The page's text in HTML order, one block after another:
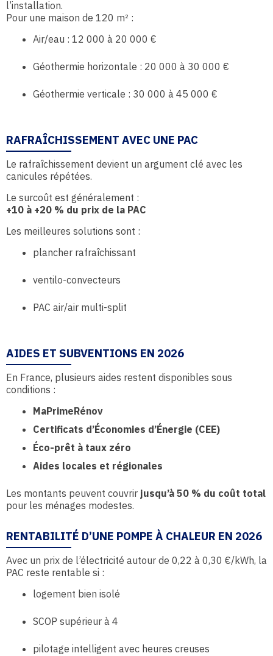
l’installation.
Pour une maison de 120 m² :
Air/eau : 12 000 à 20 000 €
Géothermie horizontale : 20 000 à 30 000 €
Géothermie verticale : 30 000 à 45 000 €
RAFRAÎCHISSEMENT AVEC UNE PAC
Le rafraîchissement devient un argument clé avec les
canicules répétées.
Le surcoût est généralement :
+10 à +20 % du prix de la PAC
Les meilleures solutions sont :
plancher rafraîchissant
ventilo-convecteurs
PAC air/air multi-split
AIDES ET SUBVENTIONS EN 2026
En France, plusieurs aides restent disponibles sous
conditions :
MaPrimeRénov
Certificats d’Économies d’Énergie (CEE)
Éco-prêt à taux zéro
Aides locales et régionales
Les montants peuvent couvrir jusqu’à 50 % du coût total
pour les ménages modestes.
RENTABILITÉ D’UNE POMPE À CHALEUR EN 2026
Avec un prix de l’électricité autour de 0,22 à 0,30 €/kWh, la
PAC reste rentable si :
logement bien isolé
SCOP supérieur à 4
pilotage intelligent avec heures creuses